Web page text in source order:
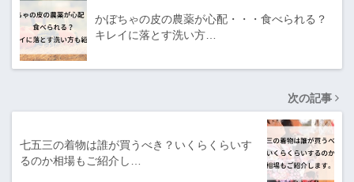
かぼちゃの皮の農薬が心配・・・食べられる？
キレイに落とす洗い方…
次の記事
七五三の着物は誰が買うべき？いくらくらいす
るのか相場もご紹介し…